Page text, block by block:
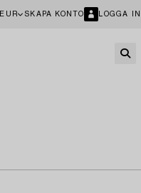
EUR SKAPA KONTO LOGGA IN